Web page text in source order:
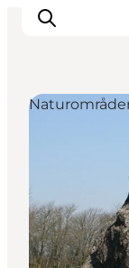
Natur
Se og
Byer